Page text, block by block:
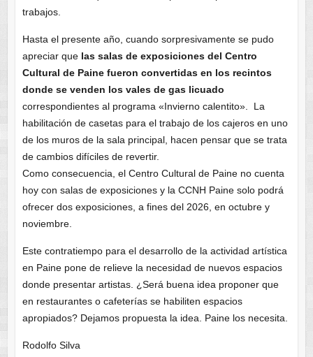
trabajos.
Hasta el presente año, cuando sorpresivamente se pudo
apreciar que las salas de exposiciones del Centro
Cultural de Paine fueron convertidas en los recintos
donde se venden los vales de gas licuado
correspondientes al programa «Invierno calentito». La
habilitación de casetas para el trabajo de los cajeros en uno
de los muros de la sala principal, hacen pensar que se trata
de cambios difíciles de revertir.
Como consecuencia, el Centro Cultural de Paine no cuenta
hoy con salas de exposiciones y la CCNH Paine solo podrá
ofrecer dos exposiciones, a fines del 2026, en octubre y
noviembre.
Este contratiempo para el desarrollo de la actividad artística
en Paine pone de relieve la necesidad de nuevos espacios
donde presentar artistas. ¿Será buena idea proponer que
en restaurantes o cafeterías se habiliten espacios
apropiados? Dejamos propuesta la idea. Paine los necesita.
Rodolfo Silva